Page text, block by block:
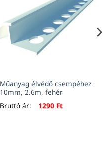
Műanyag élvédő csempéhez
10mm, 2.6m, fehér
Bruttó ár:
1290 Ft